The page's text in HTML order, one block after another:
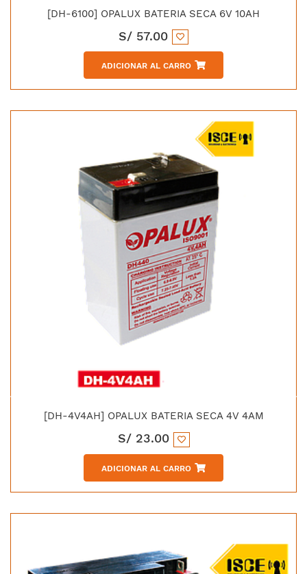
[DH-6100] OPALUX BATERIA SECA 6V 10AH
S/ 57.00
ADICIONAR AL CARRO
[DH-4V4AH] OPALUX BATERIA SECA 4V 4AM
S/ 23.00
ADICIONAR AL CARRO